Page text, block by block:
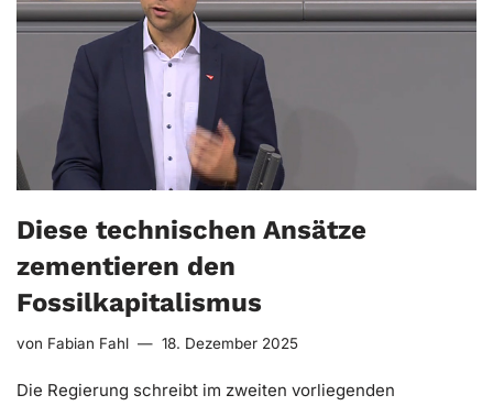
Diese technischen Ansätze
zementieren den
Fossilkapitalismus
von Fabian Fahl 18. Dezember 2025
Die Regierung schreibt im zweiten vorliegenden